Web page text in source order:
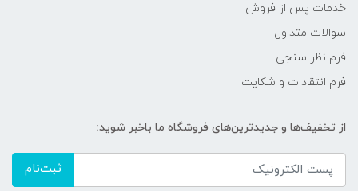
خدمات پس از فروش
سوالات متداول
فرم نظر سنجی
فرم انتقادات و شکایت
از تخفیف‌ها و جدیدترین‌های فروشگاه ما باخبر شوید:
ثبت‌نام